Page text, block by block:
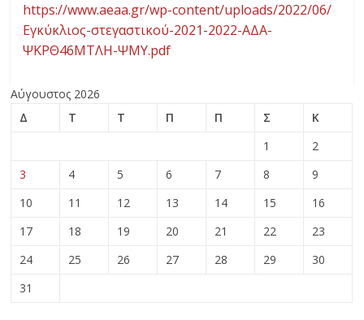
https://www.aeaa.gr/wp-content/uploads/2022/06/
Εγκύκλιος-στεγαστικού-2021-2022-ΑΔΑ-
ΨΚΡΘ46ΜΤΛΗ-ΨΜΥ.pdf
Αύγουστος 2026
Δ
Τ Τ Π Π Σ
Κ
1
2
3
4 5 6 7 8
9
10
11 12 13 14 15
16
17
18 19 20 21 22
23
24
25 26 27 28 29
30
31